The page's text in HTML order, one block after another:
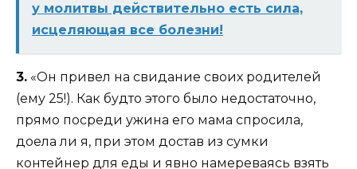
у молитвы действительно есть сила,
исцеляющая все болезни!
3. «Он привел на свидание своих родителей
(ему 25!). Как будто этого было недостаточно,
прямо посреди ужина его мама спросила,
доела ли я, при этом достав из сумки
контейнер для еды и явно намереваясь взять